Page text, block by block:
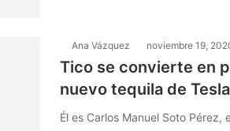
Ana Vázquez noviembre 19,
Tico se convierte en
nuevo tequila de Tesla
Él es Carlos Manuel Soto Pérez,